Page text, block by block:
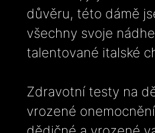
důvěru, této dámě
všechny svoje
talentované italské
Zdravotní testy na
vrozené